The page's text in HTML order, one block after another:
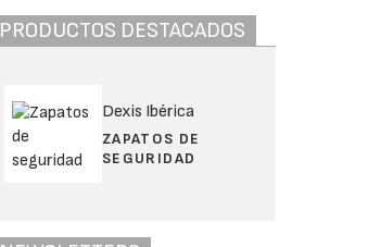
PRODUCTOS DESTACADOS
Dexis Ibérica
ZAPATOS DE
SEGURIDAD